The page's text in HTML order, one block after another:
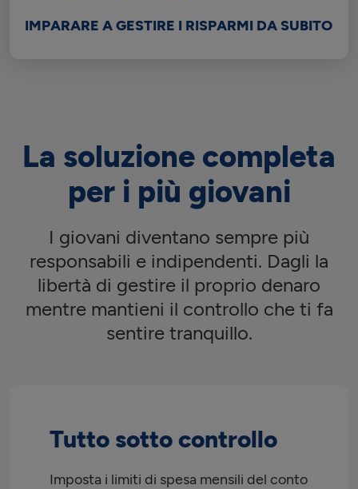
IMPARARE A GESTIRE I RISPARMI DA SUBITO
La soluzione completa
per i più giovani
I giovani diventano sempre più
responsabili e indipendenti. Dagli la
libertà di gestire il proprio denaro
mentre mantieni il controllo che ti fa
sentire tranquillo.
Tutto sotto controllo
Imposta i limiti di spesa mensili del conto